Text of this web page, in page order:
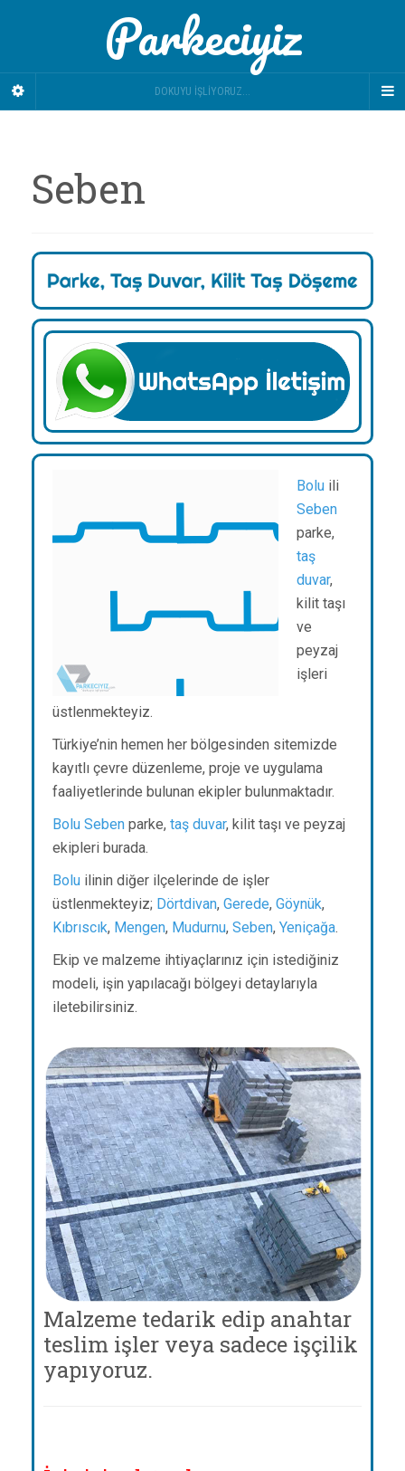
Parkeciyiz
DOKUYU İŞLIYORUZ...
Seben
Bolu ili
Seben
parke,
taş
duvar,
kilit taşı
ve
peyzaj
işleri
üstlenmekteyiz.
Türkiye’nin hemen her bölgesinden sitemizde
kayıtlı çevre düzenleme, proje ve uygulama
faaliyetlerinde bulunan ekipler bulunmaktadır.
Bolu Seben parke, taş duvar, kilit taşı ve peyzaj
ekipleri burada.
Bolu ilinin diğer ilçelerinde de işler
üstlenmekteyiz; Dörtdivan, Gerede, Göynük,
Kıbrıscık, Mengen, Mudurnu, Seben, Yeniçağa.
Ekip ve malzeme ihtiyaçlarınız için istediğiniz
modeli, işin yapılacağı bölgeyi detaylarıyla
iletebilirsiniz.
Malzeme tedarik edip anahtar
teslim işler veya sadece işçilik
yapıyoruz.